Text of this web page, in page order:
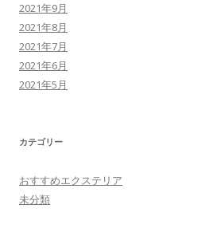
2021年9月
2021年8月
2021年7月
2021年6月
2021年5月
カテゴリー
おすすめエクステリア
未分類